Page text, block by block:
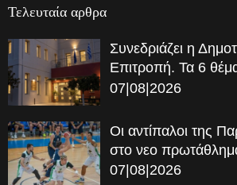
Τελευταία αρθρα
Συνεδριάζει η
Επιτροπή. Τα 6
07|08|2026
Οι αντίπαλοι της
στο νεο
07|08|2026